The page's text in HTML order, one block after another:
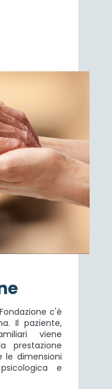
c'è
Il paziente,
viene
prestazione
dimensioni
e